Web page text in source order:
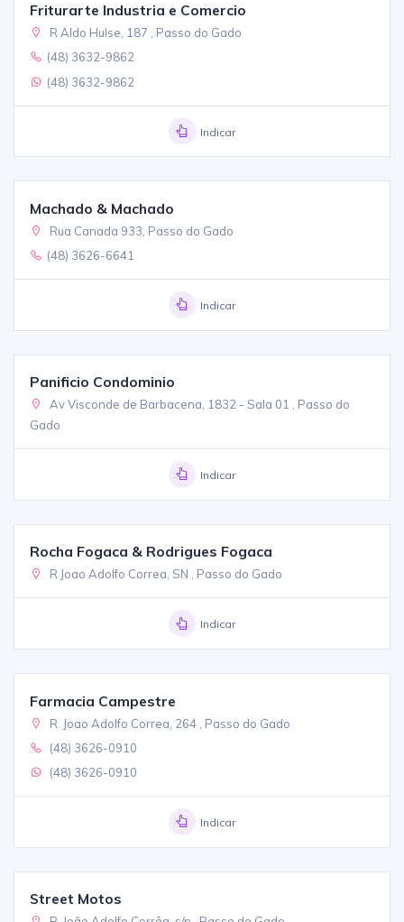
Friturarte Industria e Comercio
R Aldo Hulse, 187 , Passo do Gado
(48) 3632-9862
(48) 3632-9862
Indicar
Machado & Machado
Rua Canada 933, Passo do Gado
(48) 3626-6641
Indicar
Panificio Condominio
Av Visconde de Barbacena, 1832 - Sala 01 , Passo do
Gado
Indicar
Rocha Fogaca & Rodrigues Fogaca
R Joao Adolfo Correa, SN , Passo do Gado
Indicar
Farmacia Campestre
R. Joao Adolfo Correa, 264 , Passo do Gado
(48) 3626-0910
(48) 3626-0910
Indicar
Street Motos